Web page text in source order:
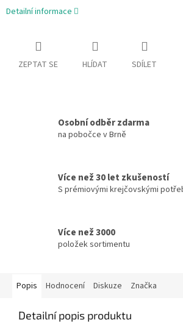
Detailní informace
ZEPTAT SE HLÍDAT SDÍLET
Osobní odběr zdarma
na pobočce v Brně
Více než 30 let zkušeností
S prémiovými krejčovskými
Více než 3000
položek sortimentu
Popis Hodnocení Diskuze Značka
Detailní popis produktu